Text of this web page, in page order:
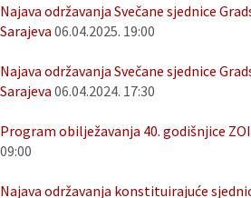
Najava održavanja Svečane sjednice
Sarajeva 06.04.2025. 19:00
Najava održavanja Svečane sjednice
Sarajeva 06.04.2024. 17:30
Program obilježavanja 40. godišnjice
09:00
Najava održavanja konstituirajuće